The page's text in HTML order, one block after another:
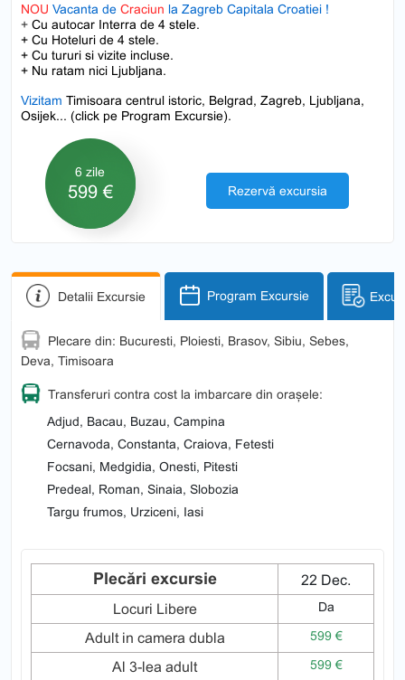
NOU Vacanta de Craciun la Zagreb Capitala Croatiei !
+ Cu autocar Interra de 4 stele.
+ Cu Hoteluri de 4 stele.
+ Cu tururi si vizite incluse.
+ Nu ratam nici Ljubljana.
Vizitam Timisoara centrul istoric, Belgrad, Zagreb, Ljubljana,
Osijek... (click pe Program Excursie).
6 zile
599 € Rezervă excursia
Detalii Excursie Program Excursie
Plecare din: Bucuresti, Ploiesti, Brasov, Sibiu, Sebes,
Deva, Timisoara
Transferuri contra cost la imbarcare din orașele:
Adjud, Bacau, Buzau, Campina
Cernavoda, Constanta, Craiova, Fetesti
Focsani, Medgidia, Onesti, Pitesti
Predeal, Roman, Sinaia, Slobozia
Targu frumos, Urziceni, Iasi
Plecări excursie
22 Dec.
Locuri Libere
Da
Adult in camera dubla 599 €
Al 3-lea adult 599 €